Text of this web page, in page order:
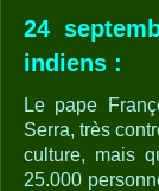
24
indiens :
Le pape
Serra, très
culture, mais
25.000